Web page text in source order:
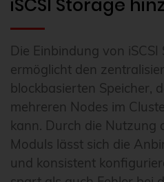
Die Einbindung von
ermöglicht den
blockbasierten Speicher,
mehreren Nodes im
kann. Durch die Nutzung
Moduls lässt sich die
und konsistent